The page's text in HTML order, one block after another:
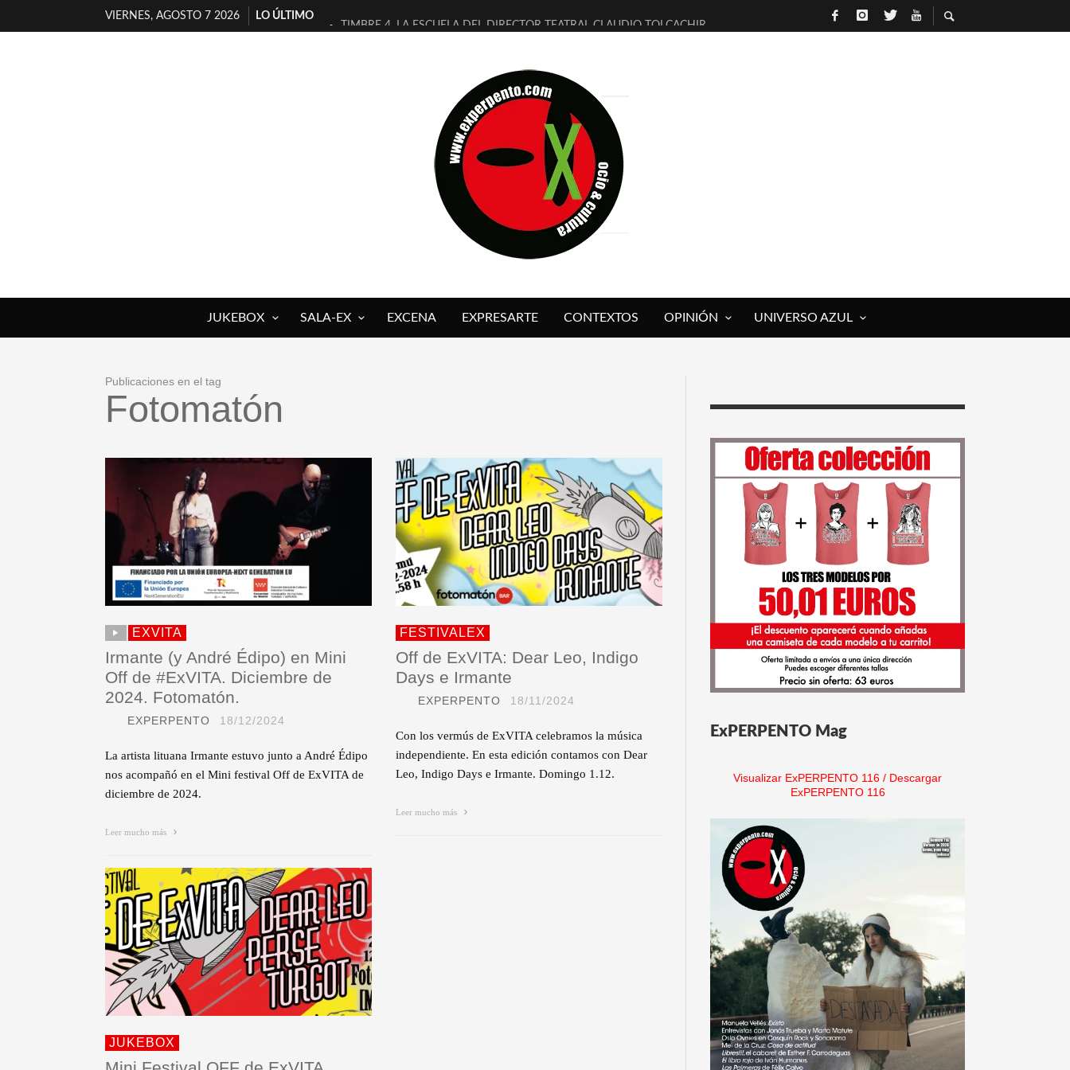
VIERNES, AGOSTO 7 2026
LO ÚLTIMO
TIMBRE 4, LA ESCUELA DEL DIRECTOR TEATRAL CLAUDIO TOLCACHIR
MILITARES JUDÍAS EN #EXVITA
D’BALDOMEROS REINVENTAN [BITÁCORA 3.0] EN EXVITA
MARSHALL FLASH PRESENTA EN EXVITA [RELATIVA SENCILLEZ]
JOFRE BARDAGÍ EN EXVITA INTERPRETANDO A SERRAT
YORCH PRESENTA [CURSO DE ARMONÍA PERSECUTORIA] EN EXVITA
MAGALÍ SARE NOS EXPLICA [DESCASADA]
«NO TENGO PUTOS SUEÑOS»
JUKEBOX SALA-EX EXCENA EXPRESARTE CONTEXTOS OPINIÓN UNIVERSO AZUL
Publicaciones en el tag
Fotomatón
EXVITA
Irmante (y André Édipo) en Mini
Off de #ExVITA. Diciembre de
2024. Fotomatón.
EXPERPENTO 18/12/2024
La artista lituana Irmante estuvo junto a André Édipo
nos acompañó en el Mini festival Off de ExVITA de
diciembre de 2024.
Leer mucho más
FESTIVALEX
Off de ExVITA: Dear Leo, Indigo
Days e Irmante
EXPERPENTO 18/11/2024
Con los vermús de ExVITA celebramos la música
independiente. En esta edición contamos con Dear
Leo, Indigo Days e Irmante. Domingo 1.12.
Leer mucho más
JUKEBOX
ExPERPENTO Mag
Visualizar ExPERPENTO 116 / Descargar
ExPERPENTO 116